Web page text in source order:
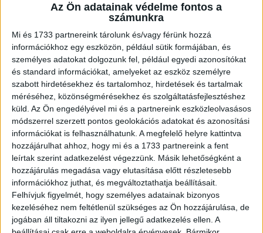
Az Ön adatainak védelme fontos a
számunkra
Mi és 1733 partnereink tárolunk és/vagy férünk hozzá
információkhoz egy eszközön, például sütik formájában, és
személyes adatokat dolgozunk fel, például egyedi azonosítókat
és standard információkat, amelyeket az eszköz személyre
szabott hirdetésekhez és tartalomhoz, hirdetések és tartalmak
méréséhez, közönségmérésekhez és szolgáltatásfejlesztéshez
küld. Az Ön engedélyével mi és a partnereink eszközleolvasásos
módszerrel szerzett pontos geolokációs adatokat és azonosítási
információkat is felhasználhatunk. A megfelelő helyre kattintva
hozzájárulhat ahhoz, hogy mi és a 1733 partnereink a fent
leírtak szerint adatkezelést végezzünk. Másik lehetőségként a
hozzájárulás megadása vagy elutasítása előtt részletesebb
információkhoz juthat, és megváltoztathatja beállításait.
Felhívjuk figyelmét, hogy személyes adatainak bizonyos
kezeléséhez nem feltétlenül szükséges az Ön hozzájárulása, de
jogában áll tiltakozni az ilyen jellegű adatkezelés ellen. A
csökkentésében, a levegőminőség javításában. Ennek
érdekében folyamatosan bővítjük az utasok körében is
népszerű e-taxi flottánkat és büszkék vagyunk rá, hogy az
alapítvány szakmai segítségével további jelentős és
azonnali pozitív hatással bíró lépéseket tehetünk a
fővárosi zöldfelület növelésének érdekében” – mondta el
az első fa elültetését követően Reich Ádám, a Főtaxi
vezérigazgatója.
„Nagyra értékeljük a Főtaxi partnerségét, mert
meggyőződésünk, hogy a globális felmelegedés okozta
ökológiai krízis kárenyhítése, majdani megoldása a nagy
piaci szereplők aktív jelenléte, változásra való nyitottsága
és zöldülése nélkül reménytelen civil próbálkozás
maradna csupán. Közös munkánk jelentőségét különösen
növeli, hogy Budapest beton- és kőrengetegének